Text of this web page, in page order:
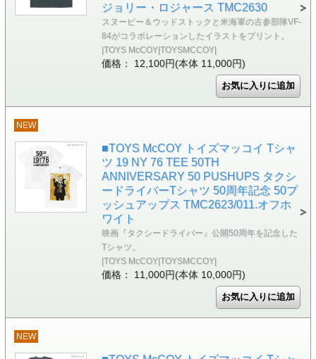
ジョリー・ロジャース TMC2630
スヌーピー＆ウッドストックと米海軍の古参部隊VF-
84がコラボレーションしたイラストをプリント。
|TOYS McCOY|TOYSMCCOY|
価格： 12,100円(本体 11,000円)
NEW
■TOYS McCOY トイズマッコイ Tシャ
ツ 19 NY 76 TEE 50TH
ANNIVERSARY 50 PUSHUPS タクシ
ードライバーTシャツ 50周年記念 50プ
ッシュアップス TMC2623/011.オフホ
ワイト
映画『タクシードライバー』公開50周年を記念した
Tシャツ。
|TOYS McCOY|TOYSMCCOY|
価格： 11,000円(本体 10,000円)
NEW